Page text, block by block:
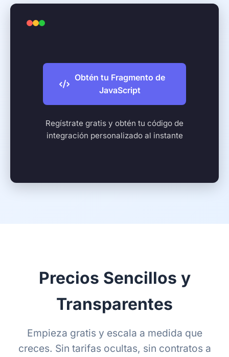
Obtén tu Fragmento de
JavaScript
Regístrate gratis y obtén tu código de
integración personalizado al instante
Precios Sencillos y
Transparentes
Empieza gratis y escala a medida que
creces. Sin tarifas ocultas, sin contratos a